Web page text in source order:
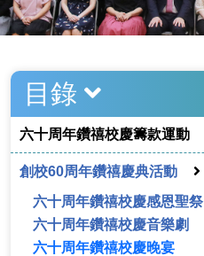
目錄
六十周年鑽禧校慶籌款運動
創校60周年鑽禧慶典活動
六十周年鑽禧校慶感恩聖祭
六十周年鑽禧校慶音樂劇
六十周年鑽禧校慶晚宴